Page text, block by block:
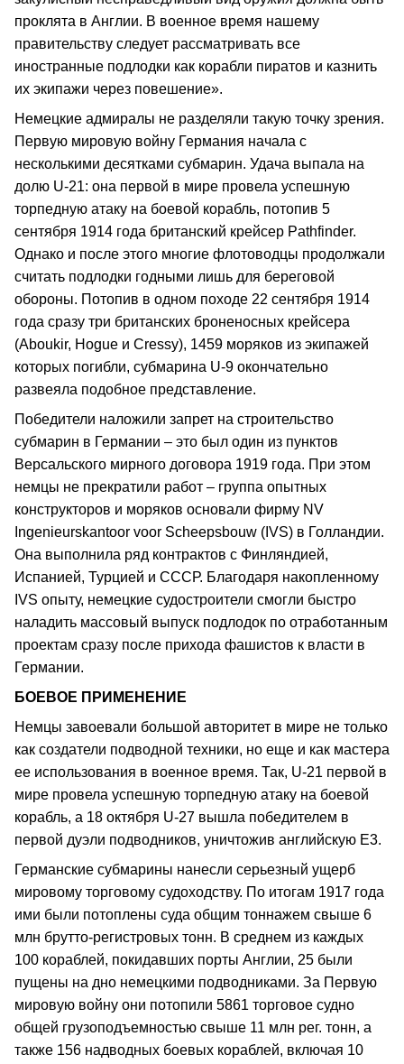
проклята в Англии. В военное время нашему
правительству следует рассматривать все
иностранные подлодки как корабли пиратов и казнить
их экипажи через повешение».
Немецкие адмиралы не разделяли такую точку зрения.
Первую мировую войну Германия начала с
несколькими десятками субмарин. Удача выпала на
долю U-21: она первой в мире провела успешную
торпедную атаку на боевой корабль, потопив 5
сентября 1914 года британский крейсер Pathfinder.
Однако и после этого многие флотоводцы продолжали
считать подлодки годными лишь для береговой
обороны. Потопив в одном походе 22 сентября 1914
года сразу три британских броненосных крейсера
(Aboukir, Hogue и Cressy), 1459 моряков из экипажей
которых погибли, субмарина U-9 окончательно
развеяла подобное представление.
Победители наложили запрет на строительство
субмарин в Германии – это был один из пунктов
Версальского мирного договора 1919 года. При этом
немцы не прекратили работ – группа опытных
конструкторов и моряков основали фирму NV
Ingenieurskantoor voor Scheepsbouw (IVS) в Голландии.
Она выполнилa ряд контрактов с Финляндией,
Испанией, Турцией и СССР. Благодаря накопленному
IVS опыту, немецкие судостроители смогли быстро
наладить массовый выпуск подлодок по отработанным
проектам сразу после прихода фашистов к власти в
Германии.
БОЕВОЕ ПРИМЕНЕНИЕ
Немцы завоевали большой авторитет в мире не только
как создатели подводной техники, но еще и как мастера
ее использования в военное время. Так, U-21 первой в
мире провела успешную торпедную атаку на боевой
корабль, а 18 октября U-27 вышла победителем в
первой дуэли подводников, уничтожив английскую E3.
Германские субмарины нанесли серьезный ущерб
мировому торговому судоходству. По итогам 1917 года
ими были потоплены суда общим тоннажем свыше 6
млн брутто-регистровых тонн. В среднем из каждых
100 кораблей, покидавших порты Англии, 25 были
пущены на дно немецкими подводниками. За Первую
мировую войну они потопили 5861 торговое судно
общей грузоподъемностью свыше 11 млн рег. тонн, а
также 156 надводных боевых кораблей, включая 10